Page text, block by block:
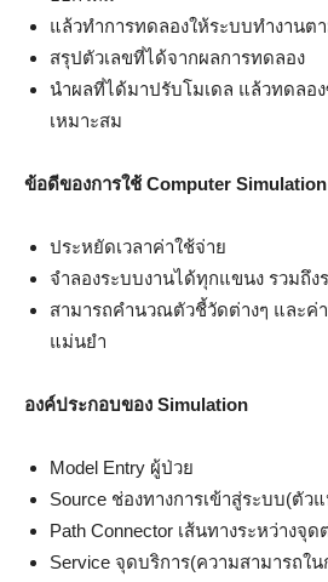
แล้วทำการทดลองให้ระบบทำงานต
สรุปตัวเลขที่ได้จากผลการทดลอง
นำผลที่ได้มาปรับโมเดล แล้วทดลอ
เหมาะสม
ข้อดีของการใช้Computer Simulation
ประหยัดเวลาค่าใช้จ่าย
จำลองระบบงานได้ทุกแขนง รวมถึง
สามารถคำนวณตัวชี้วัดต่างๆ และค่
แม่นยำ
องค์ประกอบของ Simulation
Model Entry ผู้ป่วย
Source ช่องทางการเข้าสู่ระบบ(ตัว
Path Connector เส้นทางระหว่างจุ
Service จุดบริการ(ความสามารถใน